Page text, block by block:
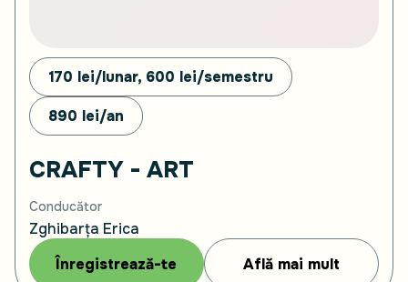
170 lei/lunar, 600 lei/semestru
890 lei/an
CRAFTY - ART
Conducător
Zghibarța Erica
Înregistrează-te
Află mai mult